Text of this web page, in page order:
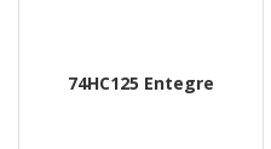
74HC125 Entegre